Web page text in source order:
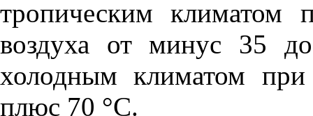
тропическим климатом
воздуха от минус 35
холодным климатом
плюс 70 °С.